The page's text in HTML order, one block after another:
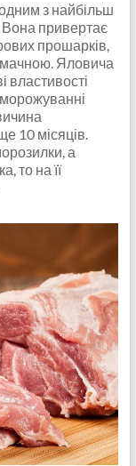
з найбільш
Вона привертає
прошарків,
Яловича
властивості
10 місяців.
а
то на її